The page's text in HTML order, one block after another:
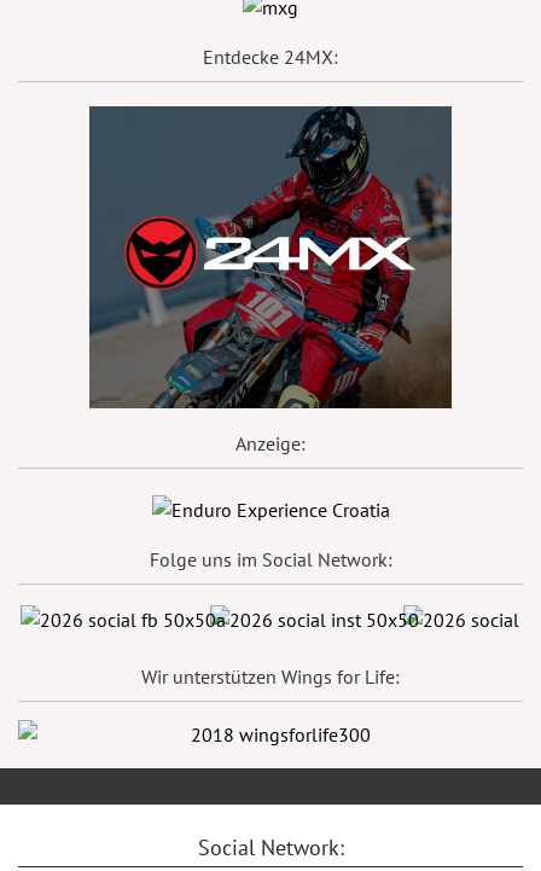
Entdecke 24MX:
Anzeige:
Folge uns im Social Network:
Wir unterstützen Wings for Life:
Social Network: